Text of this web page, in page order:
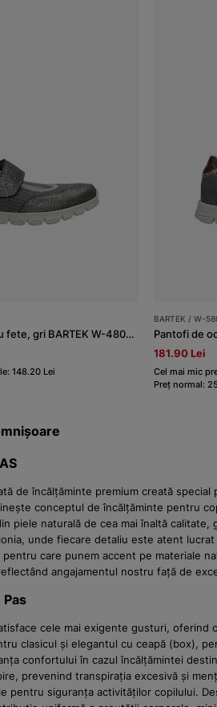
Pantofi de ocazie pentru fete, gri BARTEK W-48026/SZ/11M
148.20 Lei
BARTEK / W-
181.90 Lei
Cel mai mic
Preț normal:
încălțăminte premium creată
conceptul de încălțăminte pentru
naturală de cea mai înaltă
unde fiecare detaliu este atent
care punem accent pe materiale
angajamentul nostru față de
cele mai exigente gusturi,
clasicul și elegantul cu ceapă (box),
confortului în cazul încălțămintei
prevenind transpirația excesivă și
siguranța activităților copilului.